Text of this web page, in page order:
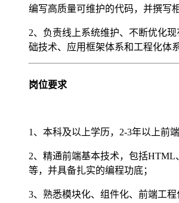
编写高质量可维护的代码，并撰写
2、负责线上系统维护、不断优化
础技术、应用框架体系和工程化体
岗位要求
1、本科及以上学历，2-3年以上前端
2、精通前端基本技术，包括HTML
等，并具备扎实的编程功底；
3、熟悉模块化、组件化、前端工